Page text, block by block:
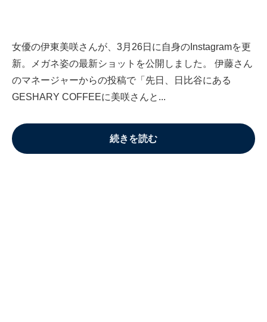
女優の伊東美咲さんが、3月26日に自身のInstagramを更
新。メガネ姿の最新ショットを公開しました。 伊藤さん
のマネージャーからの投稿で「先日、日比谷にある
GESHARY COFFEEに美咲さんと...
続きを読む